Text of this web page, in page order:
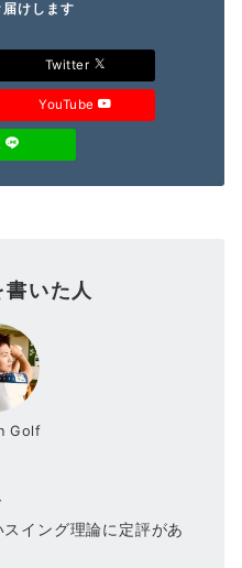
けします
Twitter
YouTube
いた人
Golf
イング理論に定評があ